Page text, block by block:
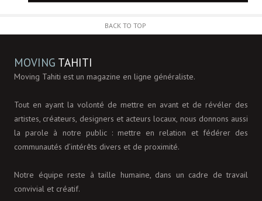
BACK TO TOP
MOVING TAHITI
Moving Tahiti est un magazine en ligne généraliste.
Tout en ayant la volonté de mettre en avant et de révéler des
artistes, créateurs, designers et acteurs locaux, nous donnons aussi
la parole à notre public : mettre en relation et fédérer des
communautés d’intérêts divers et de proximité.
Notre équipe reste à taille humaine, dans un cadre de travail
convivial et créatif.